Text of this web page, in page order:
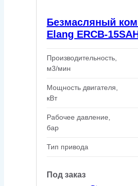
Безмасляный
Elang ERCB-
Производительность,
м3/мин
Мощность двигателя,
кВт
Рабочее давление,
бар
Тип привода
Под заказ